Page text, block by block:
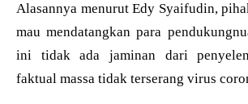
Alasannya menurut Edy Syaifudin,
mau mendatangkan para
ini tidak ada jaminan dari
faktual massa tidak terserang virus